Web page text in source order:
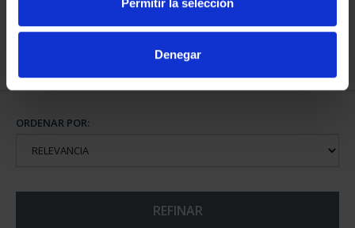
Denegar
ORDENAR POR:
REFINAR